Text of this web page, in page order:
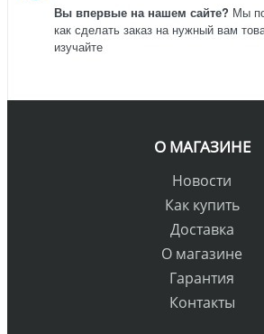
Вы впервые на нашем сайте? Мы
как сделать заказ на нужный вам
изучайте
О МАГАЗИНЕ
Новости
Как купить
Доставка
О магазине
Гарантия
Контакты